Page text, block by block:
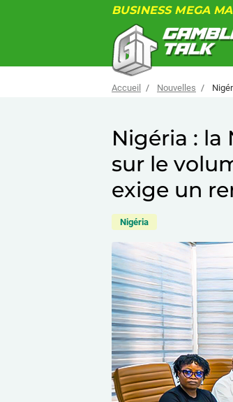
BUSINESS MEGA
Accueil Nouvelles
Nigéria : la
sur le
exige un
Nigéria